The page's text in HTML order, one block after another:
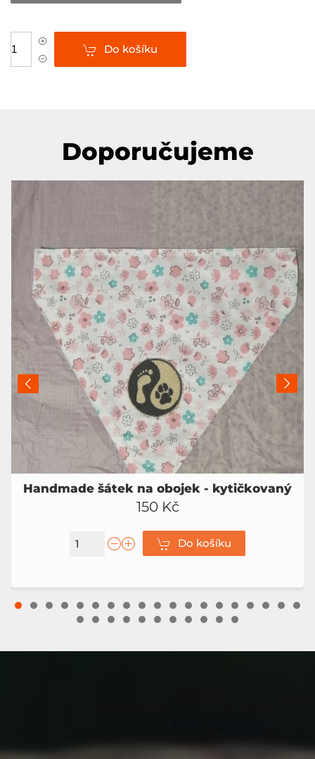
Do košíku
Doporučujeme
Handmade šátek na obojek - kytičkovaný
150 Kč
Do košíku